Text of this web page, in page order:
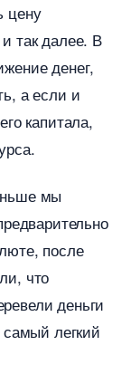
цену
и так далее.
денег,
а если и
капитала,
мы
после
что
деньги
легкий